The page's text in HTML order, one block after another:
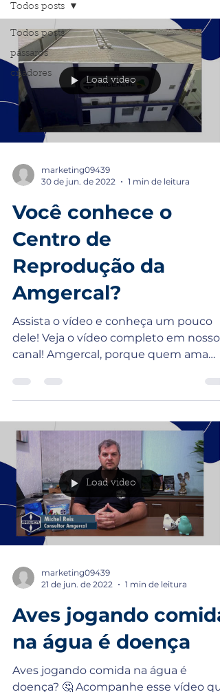
Todos posts
pássaros
criadores
Todos posts
Load video
marketing09439
30 de jun. de 2022
1 min de leitura
Você conhece o
Centro de
Reprodução da
Amgercal?
Assista o vídeo e conheça um pouco
dele! Veja o vídeo completo em nosso
canal! Amgercal, porque quem ama
Load video
marketing09439
21 de jun. de 2022
1 min de leitura
Aves jogando comida
na água é doença
Aves jogando comida na água é
doença? 🤔 Acompanhe esse vídeo